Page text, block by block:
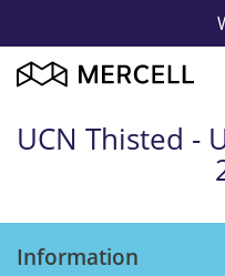
UCN Thisted -
Information